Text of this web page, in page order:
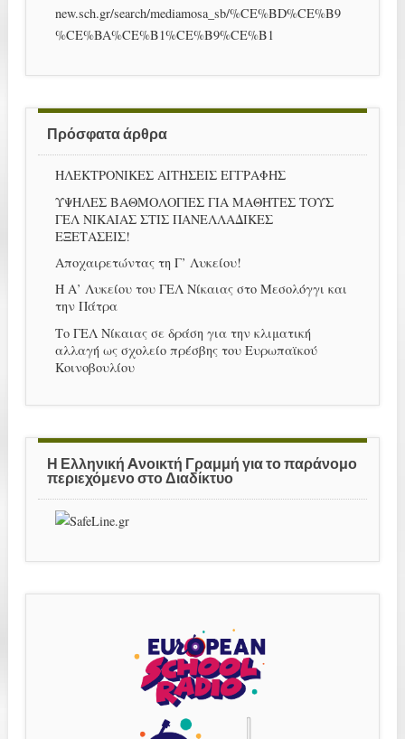
new.sch.gr/search/mediamosa_sb/%CE%BD%CE%B9
%CE%BA%CE%B1%CE%B9%CE%B1
Πρόσφατα άρθρα
ΗΛΕΚΤΡΟΝΙΚΕΣ ΑΙΤΗΣΕΙΣ ΕΓΓΡΑΦΗΣ
ΥΨΗΛΕΣ ΒΑΘΜΟΛΟΓΙΕΣ ΓΙΑ ΜΑΘΗΤΕΣ ΤΟΥΣ
ΓΕΛ ΝΙΚΑΙΑΣ ΣΤΙΣ ΠΑΝΕΛΛΑΔΙΚΕΣ
ΕΞΕΤΑΣΕΙΣ!
Αποχαιρετώντας τη Γ’ Λυκείου!
Η Α’ Λυκείου του ΓΕΛ Νίκαιας στο Μεσολόγγι και
την Πάτρα
Το ΓΕΛ Νίκαιας σε δράση για την κλιματική
αλλαγή ως σχολείο πρέσβης του Ευρωπαϊκού
Κοινοβουλίου
Η Ελληνική Aνοικτή Γραμμή για το παράνομο
περιεχόμενο στο Διαδίκτυο